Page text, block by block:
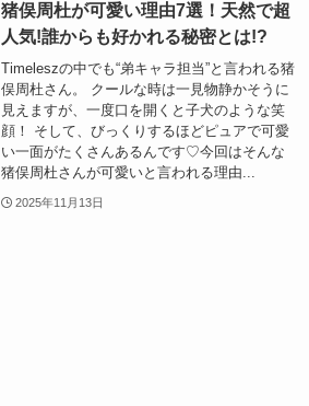
猪俣周杜が可愛い理由7選！天然で超
人気!誰からも好かれる秘密とは!?
Timeleszの中でも“弟キャラ担当”と言われる猪
俣周杜さん。 クールな時は一見物静かそうに
見えますが、一度口を開くと子犬のような笑
顔！ そして、びっくりするほどピュアで可愛
い一面がたくさんあるんです♡今回はそんな
猪俣周杜さんが可愛いと言われる理由...
2025年11月13日